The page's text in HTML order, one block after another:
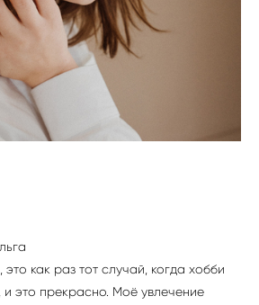
это как раз тот случай, когда хобби
и это прекрасно. Моё увлечение